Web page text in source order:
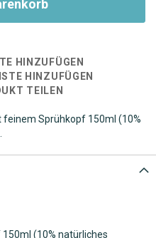
HINZUFÜGEN
HINZUFÜGEN
TEILEN
feinem Sprühkopf 150ml (10%
(10% natürliches